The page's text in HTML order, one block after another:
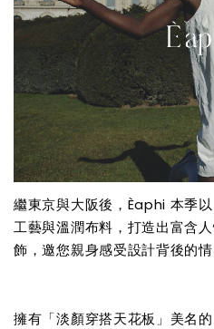
繼東京與大阪後，Èaphi 本季
工藝與溫潤布料，打造出富含
飾，邀您親身感受設計背後的情
擁有「淡顏穿搭天花板」美名